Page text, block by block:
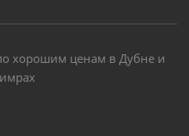
хорошим ценам в Дубне и